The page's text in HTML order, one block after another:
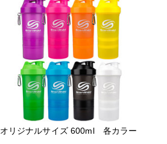
オリジナルサイズ 600ml 各カラー